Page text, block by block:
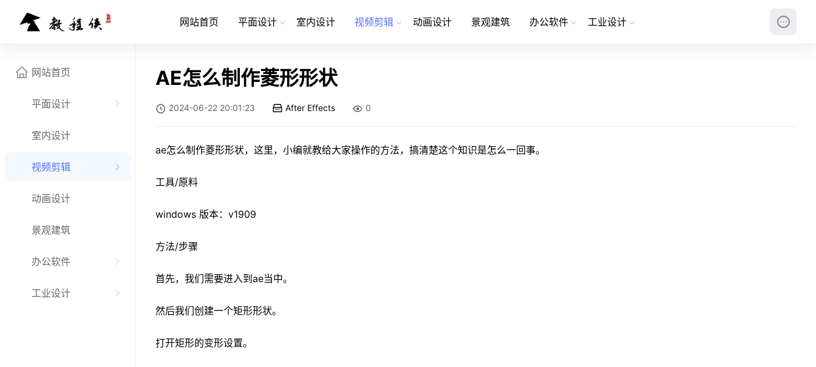
网站首页 平面设计 室内设计 视频剪辑 动画设计 景观建筑 办公软件 工业设计
AE怎么制作菱形形状
2024-06-22 20:01:23 After Effects 0
ae怎么制作菱形形状，这里，小编就教给大家操作的方法，搞清楚这个知识是怎么一回事。
工具/原料
windows 版本：v1909
方法/步骤
首先，我们需要进入到ae当中。
然后我们创建一个矩形形状。
打开矩形的变形设置。
网站首页
平面设计
室内设计
视频剪辑
动画设计
景观建筑
办公软件
工业设计